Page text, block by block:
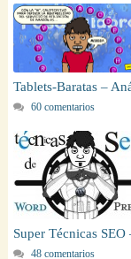
Tablets-Baratas –
60 comentarios
Super Técnicas
48 comentarios